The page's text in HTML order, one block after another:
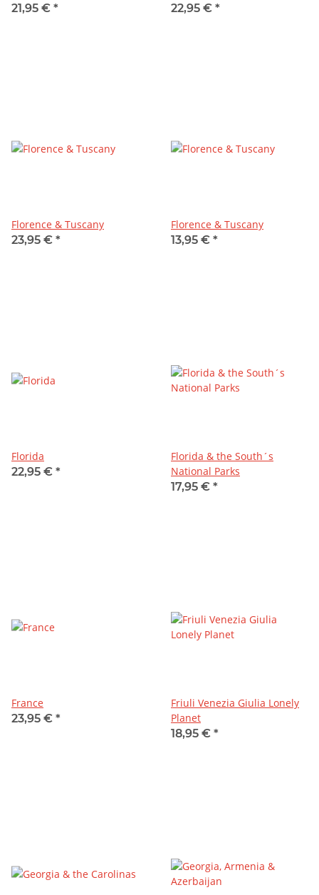
21,95 € *
22,95 € *
Florence & Tuscany
23,95 € *
Florence & Tuscany
13,95 € *
Florida
22,95 € *
Florida & the South´s
National Parks
17,95 € *
France
23,95 € *
Friuli Venezia Giulia Lonely
Planet
18,95 € *